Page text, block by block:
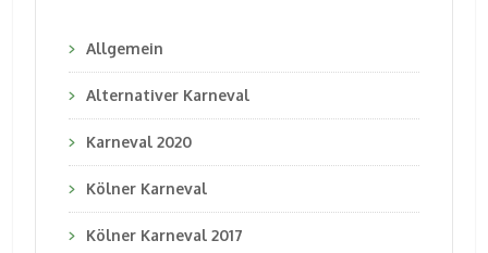
Allgemein
Alternativer Karneval
Karneval 2020
Kölner Karneval
Kölner Karneval 2017